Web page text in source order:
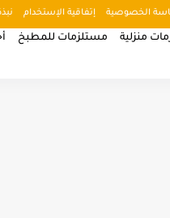
الخصوصية إتفاقية الإستخدام
منزلية مستلزمات للمطبخ